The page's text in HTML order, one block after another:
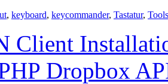
, keyboard, keycommander, Tastatur, Tools
Client
Dropbox